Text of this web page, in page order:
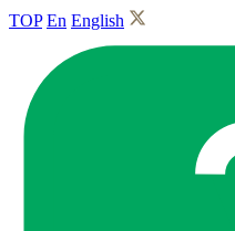
TOP En English